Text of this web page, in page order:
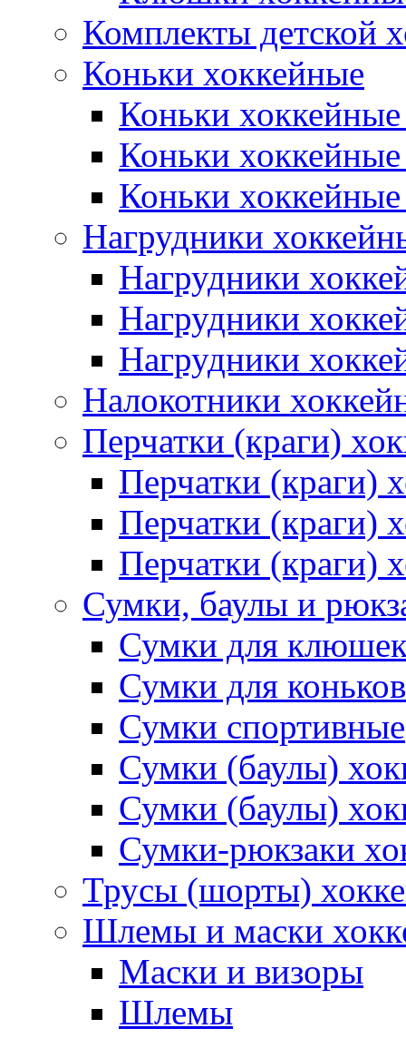
Комплекты детской
Коньки хоккейные
Коньки хоккейные
Коньки
Коньки
Нагрудники
Нагрудники
Нагрудники
Нагрудники
Налокотники
Перчатки (краги)
Перчатки (краги)
Перчатки (краги)
Перчатки (краги)
Сумки, баулы и
Сумки для
Сумки для коньков
Сумки спортивные
Сумки (баулы)
Сумки (баулы)
Сумки-рюкзаки
Трусы (шорты)
Шлемы и маски
Маски и визоры
Шлемы